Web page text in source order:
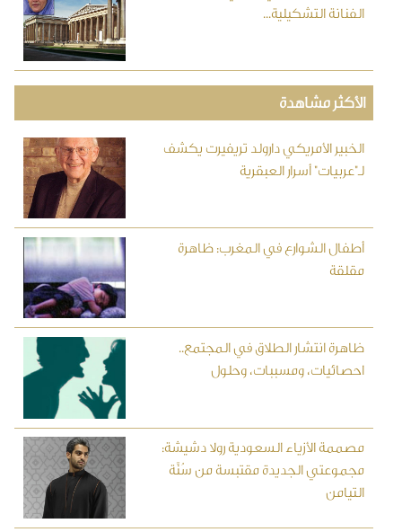
الفنانة التشكيلية...
الأكثر مشاهدة
الخبير الأمريكي دارولد تريفيرت يكشف
لـ"عربيات" أسرار العبقرية
أطفال الشوارع في المغرب: ظاهرة
مقلقة
ظاهرة انتشار الطلاق في المجتمع..
احصائيات، ومسببات، وحلول
مصممة الأزياء السعودية رولا دشيشة:
مجموعتي الجديدة مقتبسة من سُنَّة
التيامن